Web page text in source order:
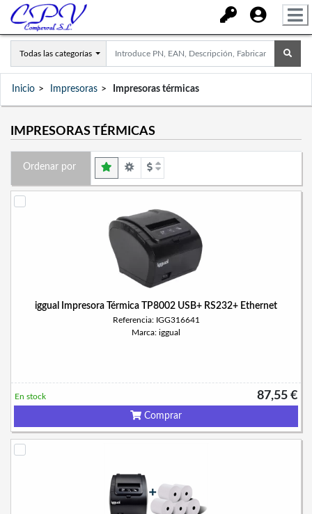
Todas las categorías
Inicio Impresoras Impresoras térmicas
IMPRESORAS TÉRMICAS
Ordenar por
iggual Impresora Térmica TP8002 USB+ RS232+ Ethernet
Referencia: IGG316641
Marca: iggual
87,55 €
En stock
Comprar